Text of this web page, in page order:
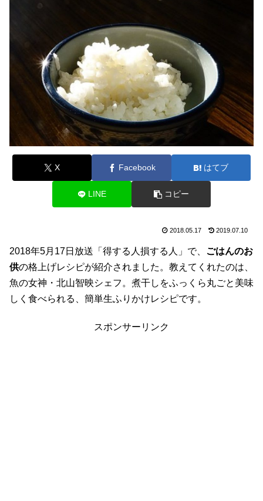
X Facebook はてブ
LINE コピー
2018.05.17 2019.07.10
2018年5月17日放送「得する人損する人」で、 ごはんのお
供の格上げレシピが紹介されました。教えてくれたのは、
魚の女神・北山智映シェフ。煮干しをふっくら丸ごと美味
しく食べられる、簡単生ふりかけレシピです。
スポンサーリンク